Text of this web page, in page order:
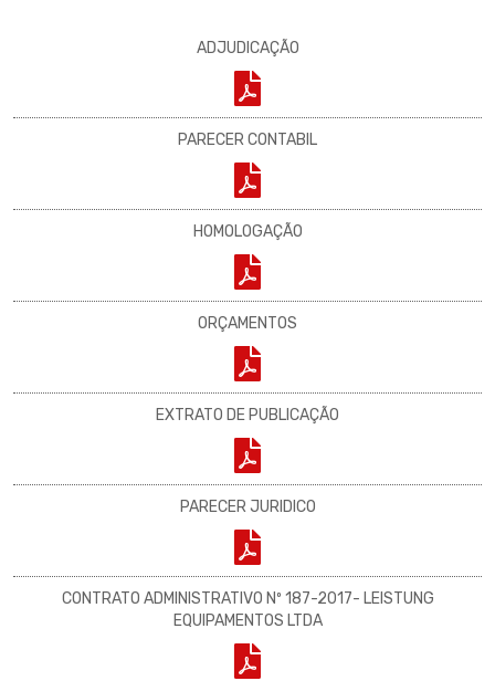
ADJUDICAÇÃO
PARECER CONTABIL
HOMOLOGAÇÃO
ORÇAMENTOS
EXTRATO DE PUBLICAÇÃO
PARECER JURIDICO
CONTRATO ADMINISTRATIVO Nº 187-2017- LEISTUNG
EQUIPAMENTOS LTDA